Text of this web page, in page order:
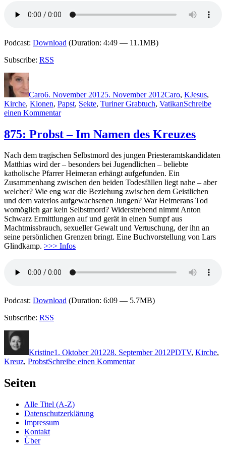
Podcast: Download (Duration: 4:49 — 11.1MB)
Subscribe: RSS
Autor
Caro6. November 20125. November 2012Caro, KJesus,
Kirche, Klonen, Papst, Sekte, Turiner Grabtuch, VatikanSchreibe
einen Kommentarzu
Kowa
–
letzte
Sakrament
875: Probst – Im Namen des Kreuzes
Nach dem tragischen Selbstmord des jungen Priesteramtskandidaten
Matthias wird der – besonders bei Jugendlichen – beliebte
katholische Pfarrer Heimeran erhängt aufgefunden. Ein
Zusammenhang zwischen den beiden Todesfällen liegt nahe – aber
welcher? Wie eng war die Beziehung zwischen dem Geistlichen
und dem vaterlos aufgewachsenen Jungen? War Heimerans Tod
womöglich gar kein Selbstmord? Widerstrebend nimmt Anton
Schwarz Ermittlungen auf und gerät in einen Sumpf aus
Machtmissbrauch, sexueller Gewalt und Vertuschung, der ihn an
seine persönlichen Grenzen bringt. Eine Buchvorstellung von Lars
Glindkamp. >>> Infos
Podcast: Download (Duration: 6:09 — 5.7MB)
Subscribe: RSS
Kristine1. Oktober 201228. September 2012PDTV, Kirche,
Kreuz, ProbstSchreibe einen Kommentarzu
Seiten
Alle Titel (A-Z)
Datenschutzerklärung
Impressum
Kontakt
Über